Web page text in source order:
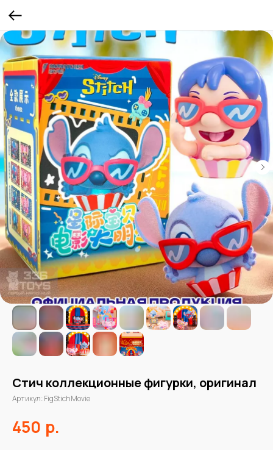
Стич коллекционные фигурки, оригинал
Артикул: FigStichMovie
450 р.